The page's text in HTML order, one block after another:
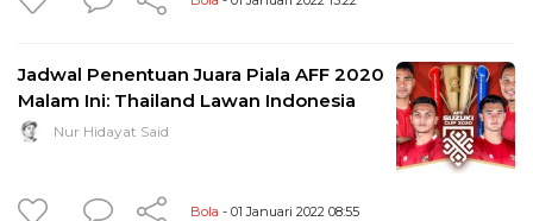
Jadwal Penentuan Juara Piala AFF 2020
Malam Ini: Thailand Lawan Indonesia
Nur Hidayat Said
Bola - 01 Januari 2022 08:55